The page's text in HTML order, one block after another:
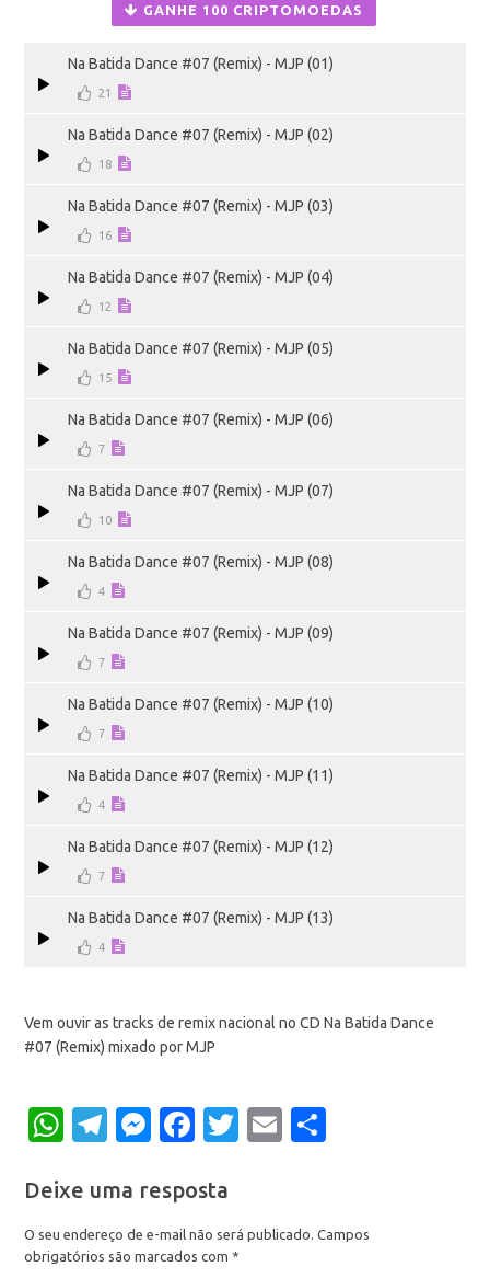
GANHE 100 CRIPTOMOEDAS
Na Batida Dance #07 (Remix) - MJP (01)
21
Na Batida Dance #07 (Remix) - MJP (02)
18
Na Batida Dance #07 (Remix) - MJP (03)
16
Na Batida Dance #07 (Remix) - MJP (04)
12
Na Batida Dance #07 (Remix) - MJP (05)
15
Na Batida Dance #07 (Remix) - MJP (06)
7
Na Batida Dance #07 (Remix) - MJP (07)
10
Na Batida Dance #07 (Remix) - MJP (08)
4
Na Batida Dance #07 (Remix) - MJP (09)
7
Na Batida Dance #07 (Remix) - MJP (10)
7
Na Batida Dance #07 (Remix) - MJP (11)
4
Na Batida Dance #07 (Remix) - MJP (12)
7
Na Batida Dance #07 (Remix) - MJP (13)
4
Vem ouvir as tracks de remix nacional no CD Na Batida Dance
#07 (Remix) mixado por MJP
WhatsApp
Telegram
Messenger
Facebook
Twitter
Email
Deixe uma resposta
O seu endereço de e-mail não será publicado. Campos
obrigatórios são marcados com *